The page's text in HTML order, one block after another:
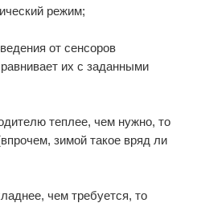
режим;
от сенсоров
их с заданными
теплее, чем нужно, то
зимой такое вряд ли
чем требуется, то